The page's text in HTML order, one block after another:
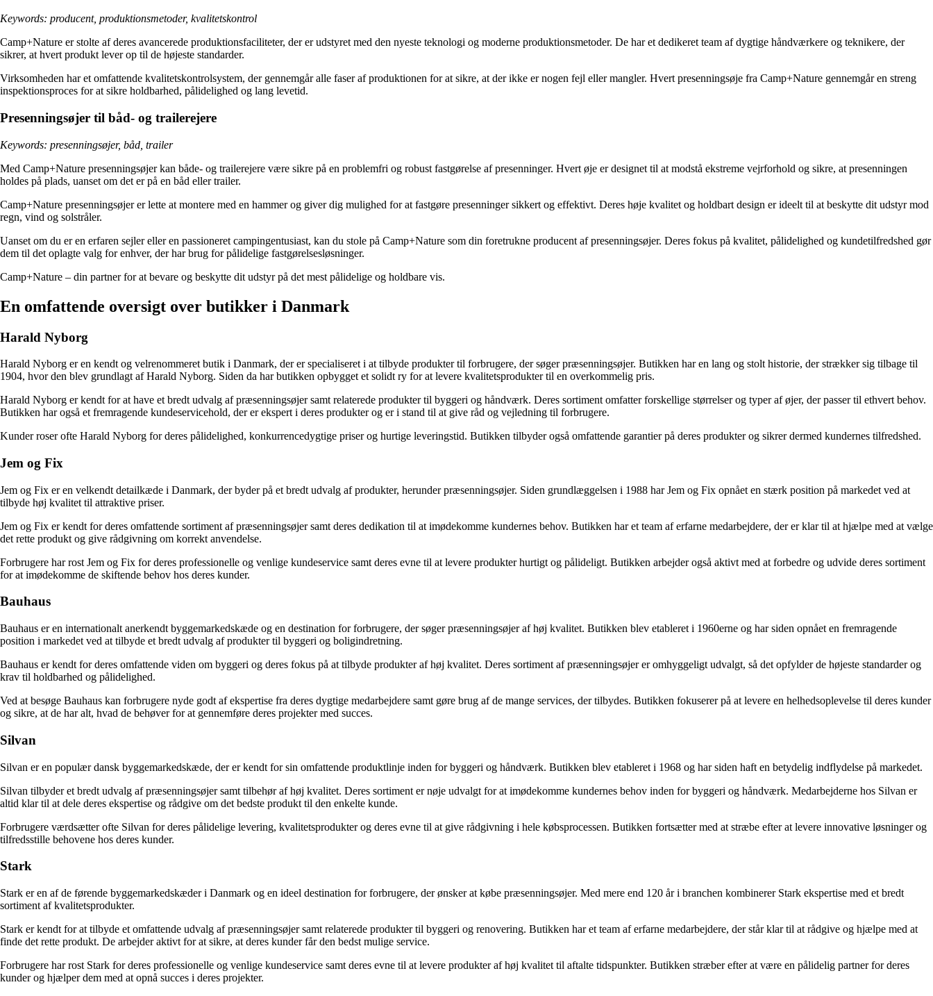
Keywords: producent, produktionsmetoder, kvalitetskontrol
Camp+Nature er stolte af deres avancerede produktionsfaciliteter, der er udstyret med den nyeste teknologi og moderne produktionsmetoder. De har et dedikeret team af dygtige håndværkere og teknikere, der
sikrer, at hvert produkt lever op til de højeste standarder.
Virksomheden har et omfattende kvalitetskontrolsystem, der gennemgår alle faser af produktionen for at sikre, at der ikke er nogen fejl eller mangler. Hvert presenningsøje fra Camp+Nature gennemgår en streng
inspektionsproces for at sikre holdbarhed, pålidelighed og lang levetid.
Presenningsøjer til båd- og trailerejere
Keywords: presenningsøjer, båd, trailer
Med Camp+Nature presenningsøjer kan både- og trailerejere være sikre på en problemfri og robust fastgørelse af presenninger. Hvert øje er designet til at modstå ekstreme vejrforhold og sikre, at presenningen
holdes på plads, uanset om det er på en båd eller trailer.
Camp+Nature presenningsøjer er lette at montere med en hammer og giver dig mulighed for at fastgøre presenninger sikkert og effektivt. Deres høje kvalitet og holdbart design er ideelt til at beskytte dit udstyr mod
regn, vind og solstråler.
Uanset om du er en erfaren sejler eller en passioneret campingentusiast, kan du stole på Camp+Nature som din foretrukne producent af presenningsøjer. Deres fokus på kvalitet, pålidelighed og kundetilfredshed gør
dem til det oplagte valg for enhver, der har brug for pålidelige fastgørelsesløsninger.
Camp+Nature – din partner for at bevare og beskytte dit udstyr på det mest pålidelige og holdbare vis.
En omfattende oversigt over butikker i Danmark
Harald Nyborg
Harald Nyborg er en kendt og velrenommeret butik i Danmark, der er specialiseret i at tilbyde produkter til forbrugere, der søger præsenningsøjer. Butikken har en lang og stolt historie, der strækker sig tilbage til
1904, hvor den blev grundlagt af Harald Nyborg. Siden da har butikken opbygget et solidt ry for at levere kvalitetsprodukter til en overkommelig pris.
Harald Nyborg er kendt for at have et bredt udvalg af præsenningsøjer samt relaterede produkter til byggeri og håndværk. Deres sortiment omfatter forskellige størrelser og typer af øjer, der passer til ethvert behov.
Butikken har også et fremragende kundeservicehold, der er ekspert i deres produkter og er i stand til at give råd og vejledning til forbrugere.
Kunder roser ofte Harald Nyborg for deres pålidelighed, konkurrencedygtige priser og hurtige leveringstid. Butikken tilbyder også omfattende garantier på deres produkter og sikrer dermed kundernes tilfredshed.
Jem og Fix
Jem og Fix er en velkendt detailkæde i Danmark, der byder på et bredt udvalg af produkter, herunder præsenningsøjer. Siden grundlæggelsen i 1988 har Jem og Fix opnået en stærk position på markedet ved at
tilbyde høj kvalitet til attraktive priser.
Jem og Fix er kendt for deres omfattende sortiment af præsenningsøjer samt deres dedikation til at imødekomme kundernes behov. Butikken har et team af erfarne medarbejdere, der er klar til at hjælpe med at vælge
det rette produkt og give rådgivning om korrekt anvendelse.
Forbrugere har rost Jem og Fix for deres professionelle og venlige kundeservice samt deres evne til at levere produkter hurtigt og pålideligt. Butikken arbejder også aktivt med at forbedre og udvide deres sortiment
for at imødekomme de skiftende behov hos deres kunder.
Bauhaus
Bauhaus er en internationalt anerkendt byggemarkedskæde og en destination for forbrugere, der søger præsenningsøjer af høj kvalitet. Butikken blev etableret i 1960erne og har siden opnået en fremragende
position i markedet ved at tilbyde et bredt udvalg af produkter til byggeri og boligindretning.
Bauhaus er kendt for deres omfattende viden om byggeri og deres fokus på at tilbyde produkter af høj kvalitet. Deres sortiment af præsenningsøjer er omhyggeligt udvalgt, så det opfylder de højeste standarder og
krav til holdbarhed og pålidelighed.
Ved at besøge Bauhaus kan forbrugere nyde godt af ekspertise fra deres dygtige medarbejdere samt gøre brug af de mange services, der tilbydes. Butikken fokuserer på at levere en helhedsoplevelse til deres kunder
og sikre, at de har alt, hvad de behøver for at gennemføre deres projekter med succes.
Silvan
Silvan er en populær dansk byggemarkedskæde, der er kendt for sin omfattende produktlinje inden for byggeri og håndværk. Butikken blev etableret i 1968 og har siden haft en betydelig indflydelse på markedet.
Silvan tilbyder et bredt udvalg af præsenningsøjer samt tilbehør af høj kvalitet. Deres sortiment er nøje udvalgt for at imødekomme kundernes behov inden for byggeri og håndværk. Medarbejderne hos Silvan er
altid klar til at dele deres ekspertise og rådgive om det bedste produkt til den enkelte kunde.
Forbrugere værdsætter ofte Silvan for deres pålidelige levering, kvalitetsprodukter og deres evne til at give rådgivning i hele købsprocessen. Butikken fortsætter med at stræbe efter at levere innovative løsninger og
tilfredsstille behovene hos deres kunder.
Stark
Stark er en af ​​de førende byggemarkedskæder i Danmark og en ideel destination for forbrugere, der ønsker at købe præsenningsøjer. Med mere end 120 år i branchen kombinerer Stark ekspertise med et bredt
sortiment af kvalitetsprodukter.
Stark er kendt for at tilbyde et omfattende udvalg af præsenningsøjer samt relaterede produkter til byggeri og renovering. Butikken har et team af erfarne medarbejdere, der står klar til at rådgive og hjælpe med at
finde det rette produkt. De arbejder aktivt for at sikre, at deres kunder får den bedst mulige service.
Forbrugere har rost Stark for deres professionelle og venlige kundeservice samt deres evne til at levere produkter af høj kvalitet til aftalte tidspunkter. Butikken stræber efter at være en pålidelig partner for deres
kunder og hjælper dem med at opnå succes i deres projekter.